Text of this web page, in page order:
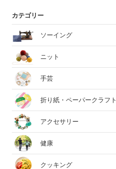
カテゴリー
ソーイング
ニット
手芸
折り紙・ペーパークラフト
アクセサリー
健康
クッキング